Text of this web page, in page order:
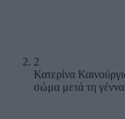
2
Κατερίνα
σώμα μετά τη γέννα